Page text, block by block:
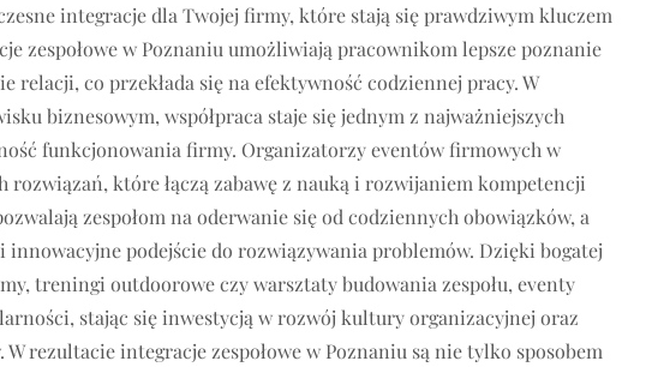
integracje dla Twojej firmy, które stają się prawdziwym kluczem
zespołowe w Poznaniu umożliwiają pracownikom lepsze poznanie
relacji, co przekłada się na efektywność codziennej pracy. W
biznesowym, współpraca staje się jednym z najważniejszych
funkcjonowania firmy. Organizatorzy eventów firmowych w
rozwiązań, które łączą zabawę z nauką i rozwijaniem kompetencji
zespołom na oderwanie się od codziennych obowiązków, a
podejście do rozwiązywania problemów. Dzięki bogatej
treningi outdoorowe czy warsztaty budowania zespołu, eventy
stając się inwestycją w rozwój kultury organizacyjnej oraz
rezultacie integracje zespołowe w Poznaniu są nie tylko sposobem